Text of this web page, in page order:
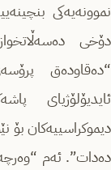
نموونەیەكی
دۆخی
“دەقاودەق
ئایدیۆلۆژیای
دیموكراسییەكان بۆ
دەدات”. ئەم